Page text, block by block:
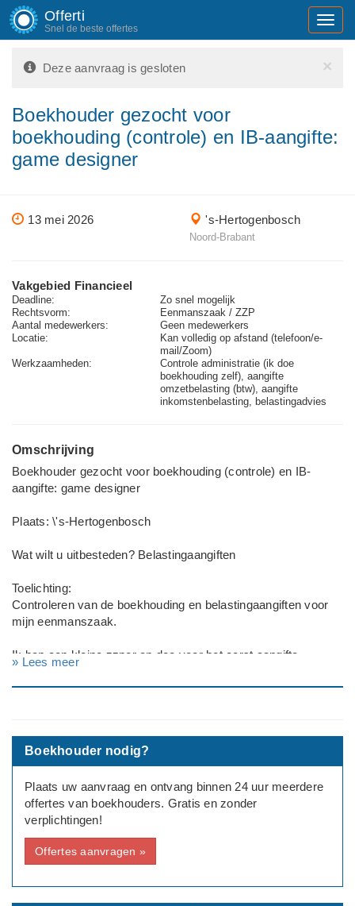
Offerti
Snel de beste offertes
×
Deze aanvraag is gesloten
Boekhouder gezocht voor
boekhouding (controle) en IB-aangifte:
game designer
13 mei 2026 's-Hertogenbosch
Noord-Brabant
Vakgebied Financieel
Deadline:
Zo snel mogelijk
Rechtsvorm:
Eenmanszaak / ZZP
Aantal medewerkers:
Geen medewerkers
Locatie:
Kan volledig op afstand (telefoon/e-
mail/Zoom)
Werkzaamheden:
Controle administratie (ik doe
boekhouding zelf), aangifte
omzetbelasting (btw), aangifte
inkomstenbelasting, belastingadvies
Omschrijving
Boekhouder gezocht voor boekhouding (controle) en IB-
aangifte: game designer
Plaats: \'s-Hertogenbosch
Wat wilt u uitbesteden? Belastingaangiften
Toelichting:
Controleren van de boekhouding en belastingaangiften voor
mijn eenmanszaak.
Ik ben een kleine zzper en doe voor het eerst aangifte
is nieuw voor mij. Ik zoek een boekhouder die mij door de
---
Type aanvraag: Zakelijk
Rechtsvorm: Eenmanszaak/ZZP
Aantal medewerkers: Geen
Bedrijfsinformatie: game designer
» Lees meer
Boekhouder nodig?
Plaats uw aanvraag en ontvang binnen 24 uur meerdere
offertes van boekhouders. Gratis en zonder
verplichtingen!
Offertes aanvragen »